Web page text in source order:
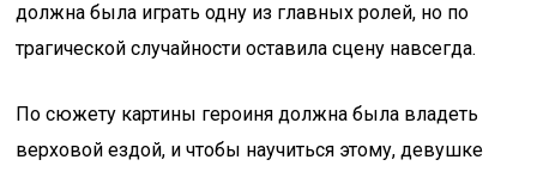
должна была играть одну из главных ролей, но по
трагической случайности оставила сцену навсегда.
По сюжету картины героиня должна была владеть
верховой ездой, и чтобы научиться этому, девушке